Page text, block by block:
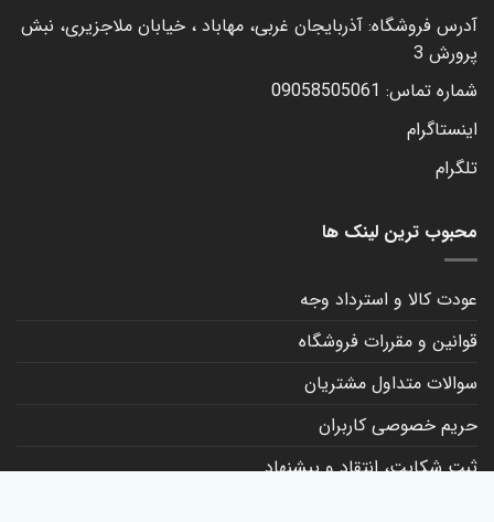
آدرس فروشگاه: آذربایجان غربی، مهاباد ، خیابان ملاجزیری، نبش
پرورش 3
شماره تماس: 09058505061
اینستاگرام
تلگرام
محبوب ترین لینک ها
عودت کالا و استرداد وجه
قوانین و مقررات فروشگاه
سوالات متداول مشتریان
حریم خصوصی کاربران
ثبت شکایت، انتقاد و پیشنهاد